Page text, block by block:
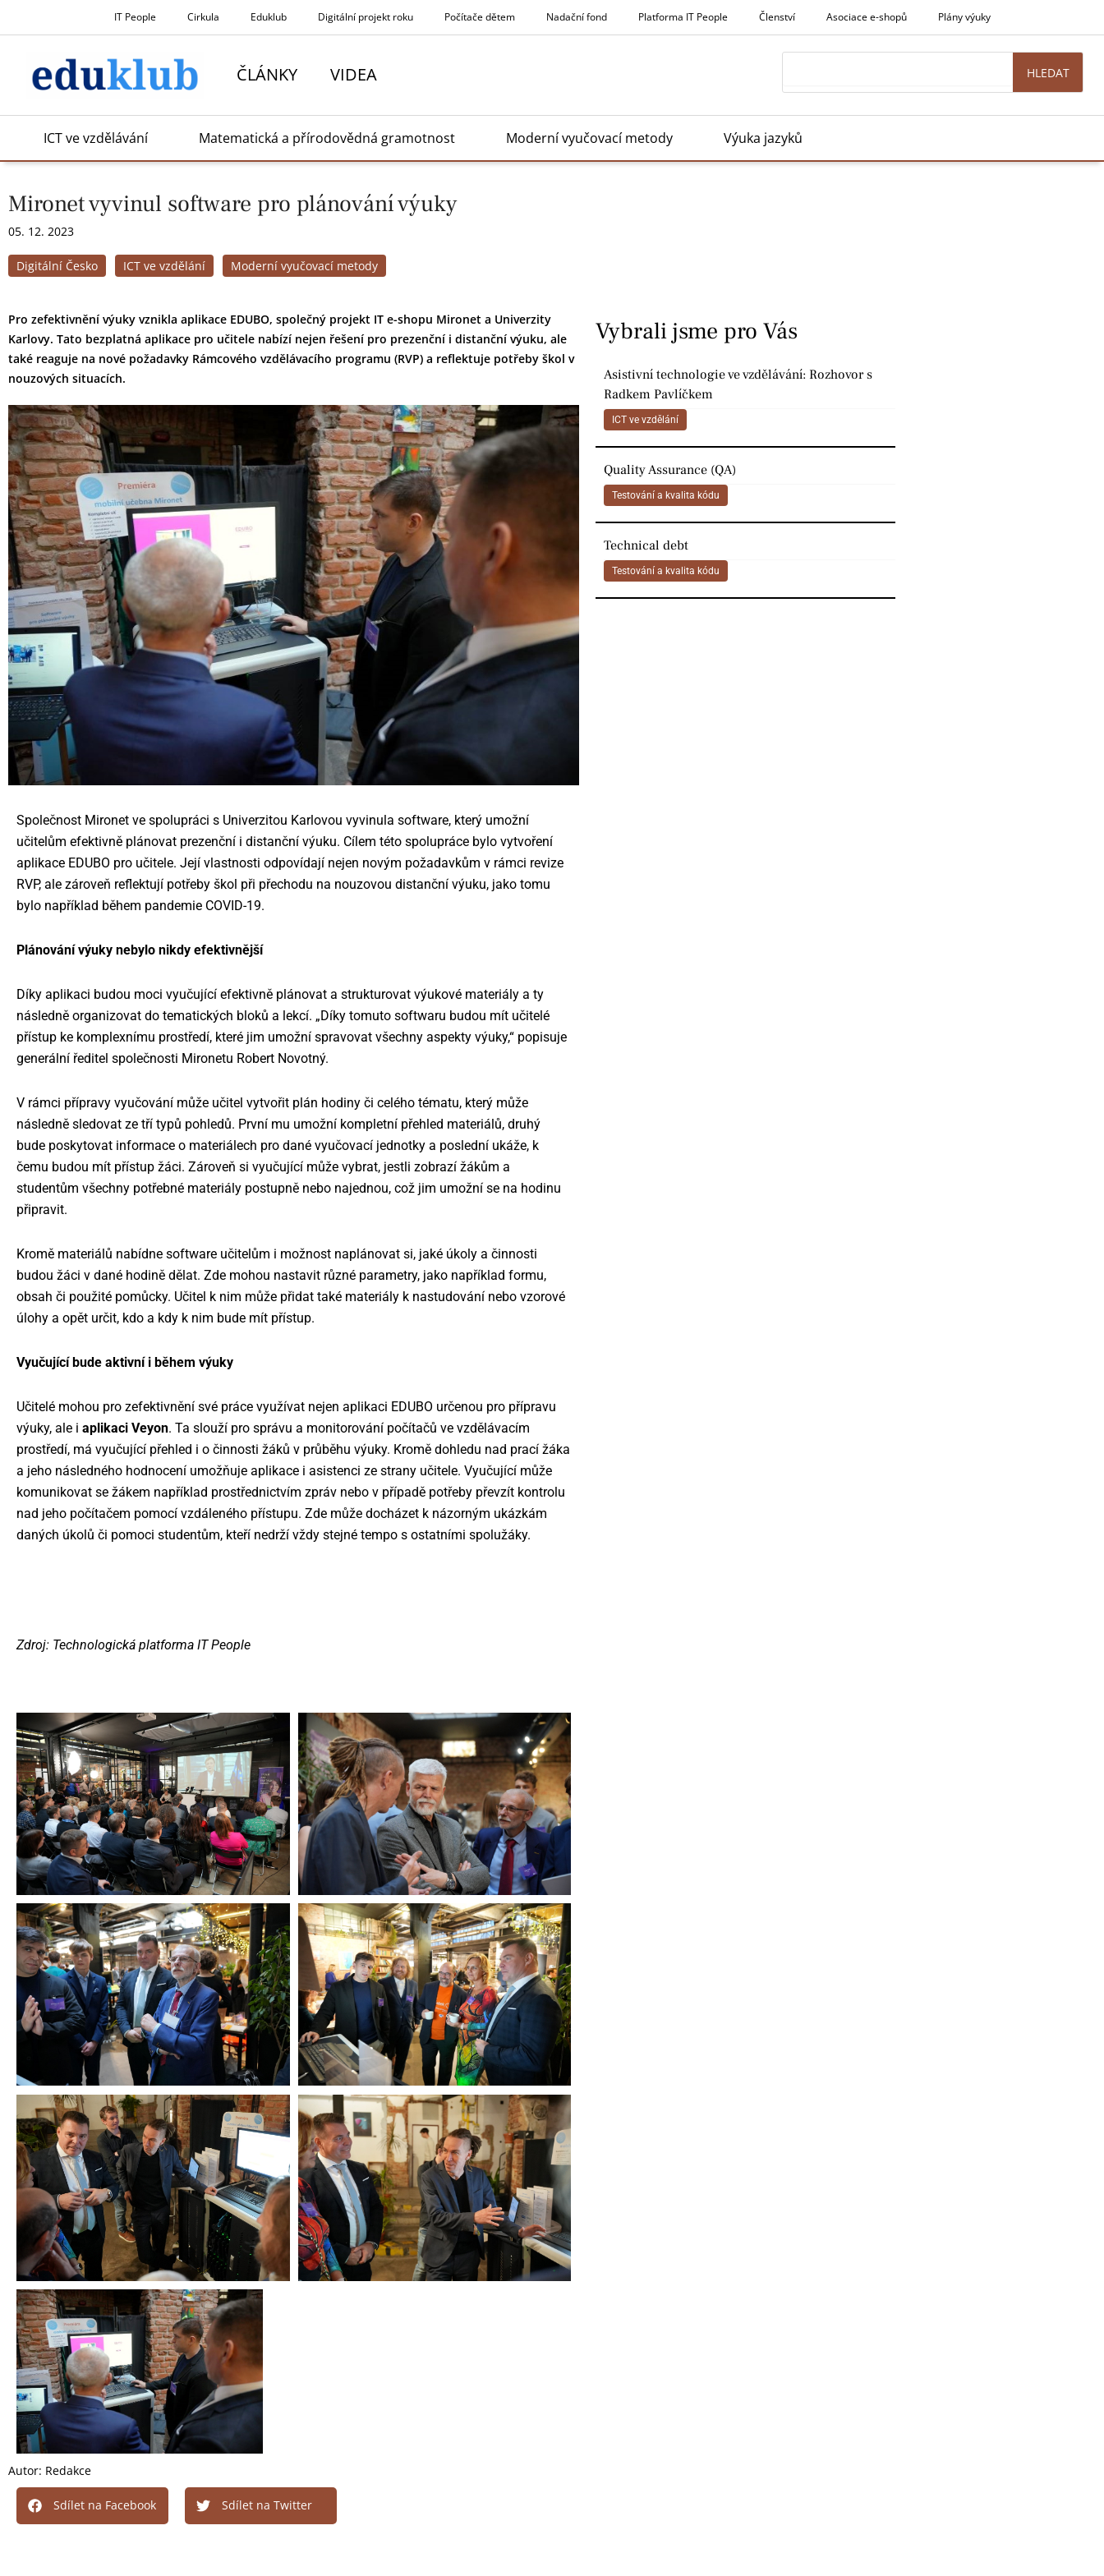
na
IT People Cirkula Eduklub Digitální projekt roku Počítače dětem Nadační fond Platforma IT People Členství Asociace e-shopů Plány výuky
ČLÁNKY VIDEA HLEDAT
ICT ve vzdělávání Matematická a přírodovědná gramotnost Moderní vyučovací metody Výuka jazyků
Mironet vyvinul software pro plánování výuky
05. 12. 2023
Digitální Česko ICT ve vzdělání Moderní vyučovací metody
Pro zefektivnění výuky vznikla aplikace EDUBO, společný projekt IT e-shopu Mironet a Univerzity
Karlovy. Tato bezplatná aplikace pro učitele nabízí nejen řešení pro prezenční i distanční výuku, ale
také reaguje na nové požadavky Rámcového vzdělávacího programu (RVP) a reflektuje potřeby škol v
nouzových situacích.
Společnost Mironet ve spolupráci s Univerzitou Karlovou vyvinula software, který umožní
učitelům efektivně plánovat prezenční i distanční výuku. Cílem této spolupráce bylo vytvoření
aplikace EDUBO pro učitele. Její vlastnosti odpovídají nejen novým požadavkům v rámci revize
RVP, ale zároveň reflektují potřeby škol při přechodu na nouzovou distanční výuku, jako tomu
bylo například během pandemie COVID-19.
Plánování výuky nebylo nikdy efektivnější
Díky aplikaci budou moci vyučující efektivně plánovat a strukturovat výukové materiály a ty
následně organizovat do tematických bloků a lekcí. „Díky tomuto softwaru budou mít učitelé
přístup ke komplexnímu prostředí, které jim umožní spravovat všechny aspekty výuky,“ popisuje
generální ředitel společnosti Mironetu Robert Novotný.
V rámci přípravy vyučování může učitel vytvořit plán hodiny či celého tématu, který může
následně sledovat ze tří typů pohledů. První mu umožní kompletní přehled materiálů, druhý
bude poskytovat informace o materiálech pro dané vyučovací jednotky a poslední ukáže, k
čemu budou mít přístup žáci. Zároveň si vyučující může vybrat, jestli zobrazí žákům a
studentům všechny potřebné materiály postupně nebo najednou, což jim umožní se na hodinu
připravit.
Kromě materiálů nabídne software učitelům i možnost naplánovat si, jaké úkoly a činnosti
budou žáci v dané hodině dělat. Zde mohou nastavit různé parametry, jako například formu,
obsah či použité pomůcky. Učitel k nim může přidat také materiály k nastudování nebo vzorové
úlohy a opět určit, kdo a kdy k nim bude mít přístup.
Vyučující bude aktivní i během výuky
Učitelé mohou pro zefektivnění své práce využívat nejen aplikaci EDUBO určenou pro přípravu
výuky, ale i aplikaci Veyon. Ta slouží pro správu a monitorování počítačů ve vzdělávacím
prostředí, má vyučující přehled i o činnosti žáků v průběhu výuky. Kromě dohledu nad prací žáka
a jeho následného hodnocení umožňuje aplikace i asistenci ze strany učitele. Vyučující může
komunikovat se žákem například prostřednictvím zpráv nebo v případě potřeby převzít kontrolu
nad jeho počítačem pomocí vzdáleného přístupu. Zde může docházet k názorným ukázkám
daných úkolů či pomoci studentům, kteří nedrží vždy stejné tempo s ostatními spolužáky.
Zdroj: Technologická platforma IT People
Autor: Redakce
Sdílet na Facebook Sdílet na Twitter
Vybrali jsme pro Vás
Asistivní technologie ve vzdělávání: Rozhovor s
Radkem Pavlíčkem
ICT ve vzdělání
Quality Assurance (QA)
Testování a kvalita kódu
Technical debt
Testování a kvalita kódu